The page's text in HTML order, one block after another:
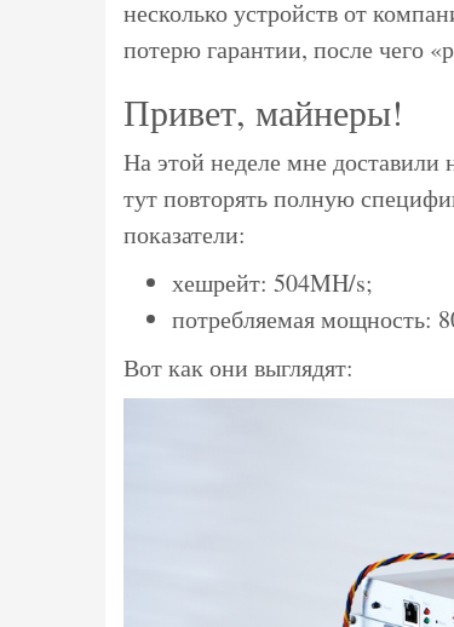
несколько устройств от
потерю гарантии, после чего
Привет, майнеры!
На этой неделе мне доставили
тут повторять полную
показатели:
хешрейт: 504MH/s;
потребляемая мощность:
Вот как они выглядят: